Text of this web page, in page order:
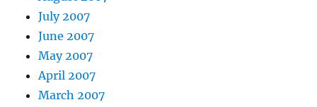
July 2007
June 2007
May 2007
April 2007
March 2007